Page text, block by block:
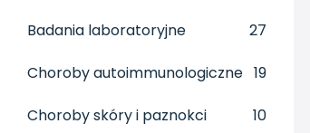
Badania laboratoryjne 27
Choroby autoimmunologiczne 19
Choroby skóry i paznokci 10